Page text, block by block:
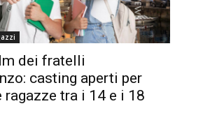
dei fratelli
casting aperti per
ragazze tra i 14 e i 18